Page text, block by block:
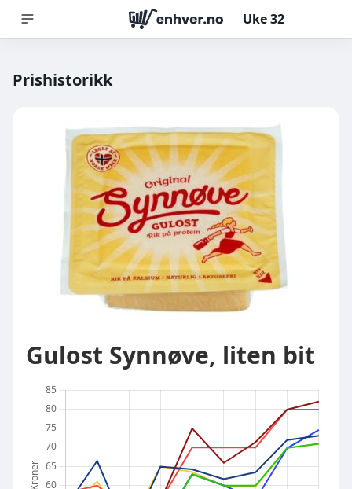
Uke32
Prishistorikk
Gulost Synnøve, liten bit